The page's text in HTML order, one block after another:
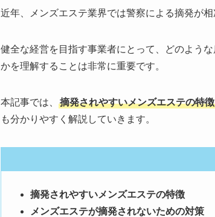
近年、メンズエステ業界では警察による摘発が相
健全な経営を目指す事業者にとって、どのよう
かを理解することは非常に重要です。
本記事では、 摘発されやすいメンズエステの特
も分かりやすく解説していきます。
摘発されやすいメンズエステの特徴
メンズエステが摘発されないための対策